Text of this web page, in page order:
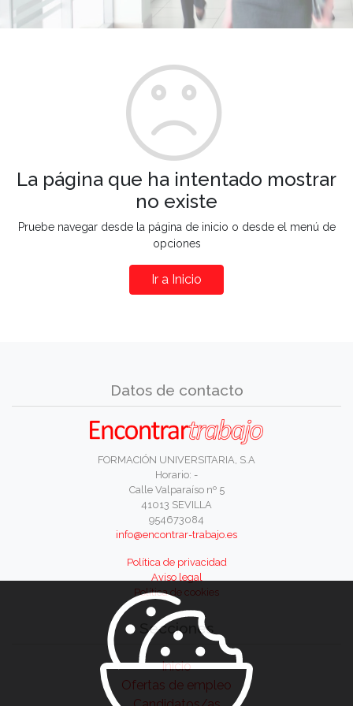
La página que ha intentado mostrar
no existe
Pruebe navegar desde la página de inicio o desde el menú de
opciones
Ir a Inicio
Datos de contacto
FORMACIÓN UNIVERSITARIA, S.A
Horario: -
Calle Valparaíso nº 5
41013 SEVILLA
954673084
info@encontrar-trabajo.es
Política de privacidad
Aviso legal
Política de cookies
Secciones
Inicio
Ofertas de empleo